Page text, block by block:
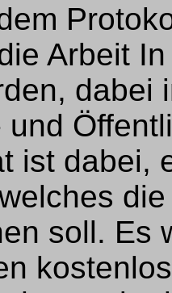
Arbeit
dabei
ist dabei,
soll. Es